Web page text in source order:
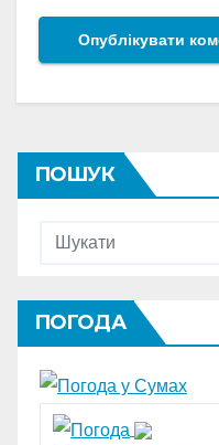
ПОШУК
ПОГОДА